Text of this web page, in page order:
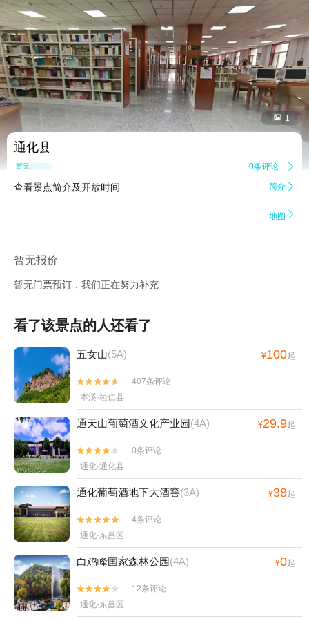
 1
通化县
暂无点评 0条评论 
查看景点简介及开放时间 简介 
地图 
暂无报价
暂无门票预订，我们正在努力补充
看了该景点的人还看了
五女山(5A) ¥100起


407条评论
本溪·桓仁县
通天山葡萄酒文化产业园(4A) ¥29.9起


0条评论
通化·通化县
通化葡萄酒地下大酒窖(3A) ¥38起


4条评论
通化·东昌区
白鸡峰国家森林公园(4A) ¥0起


12条评论
通化·东昌区
